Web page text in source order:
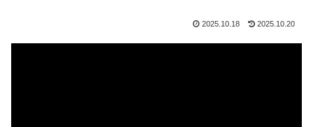
2025.10.18 2025.10.20